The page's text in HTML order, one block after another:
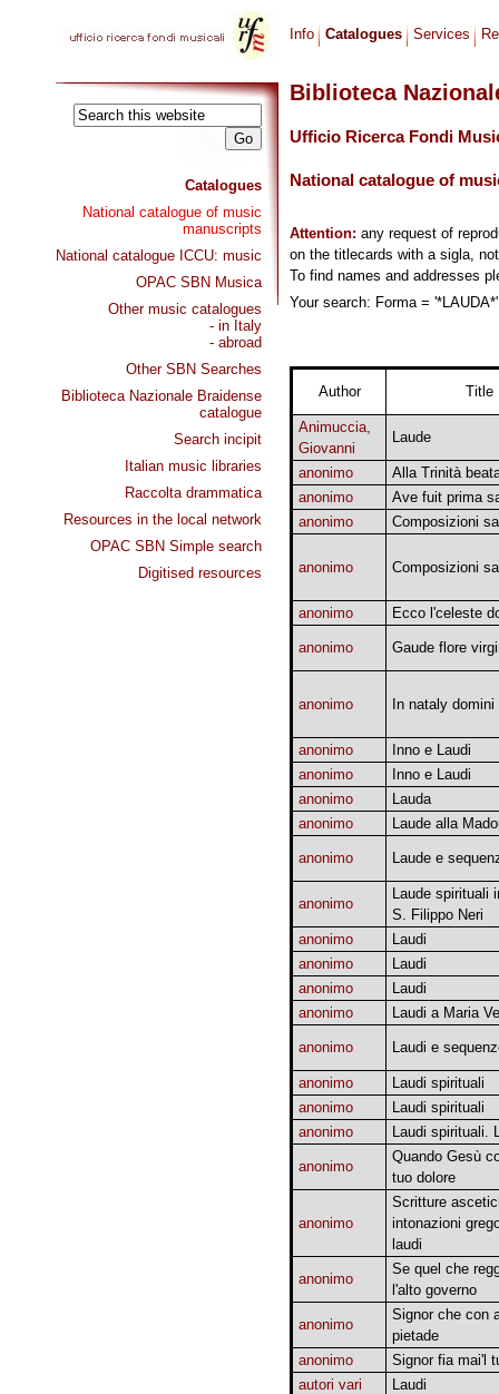
Catalogues
National catalogue of music
manuscripts
National catalogue ICCU: music
OPAC SBN Musica
Other music catalogues
- in Italy
- abroad
Other SBN Searches
Biblioteca Nazionale Braidense
catalogue
Search incipit
Italian music libraries
Raccolta drammatica
Resources in the local network
OPAC SBN Simple search
Digitised resources
Info Catalogues Services
Biblioteca
Ufficio Ricerca Fondi
National catalogue of
Attention: any request of
on the titlecards with a sigla,
To find names and addresses
Your search: Forma =
Author Title
Animuccia,
Giovanni
Laude
anonimo
Alla Trinità
anonimo
Ave fuit prima
anonimo
Composizioni
anonimo Composizioni
anonimo Ecco l'celeste
anonimo Gaude flore
anonimo In nataly domini
anonimo
Inno e Laudi
anonimo
Inno e Laudi
anonimo
Lauda
anonimo
Laude alla
anonimo Laude e
anonimo
Laude spirituali
S. Filippo Neri
anonimo
Laudi
anonimo
Laudi
anonimo
Laudi
anonimo
Laudi a Maria
anonimo Laudi e
anonimo
Laudi spirituali
anonimo
Laudi spirituali
anonimo
Laudi spirituali.
anonimo
Quando Gesù
tuo dolore
anonimo
Scritture
intonazioni
laudi
anonimo
Se quel che
l'alto governo
anonimo
Signor che con
pietade
anonimo
Signor fia mai'l
autori vari
Laudi